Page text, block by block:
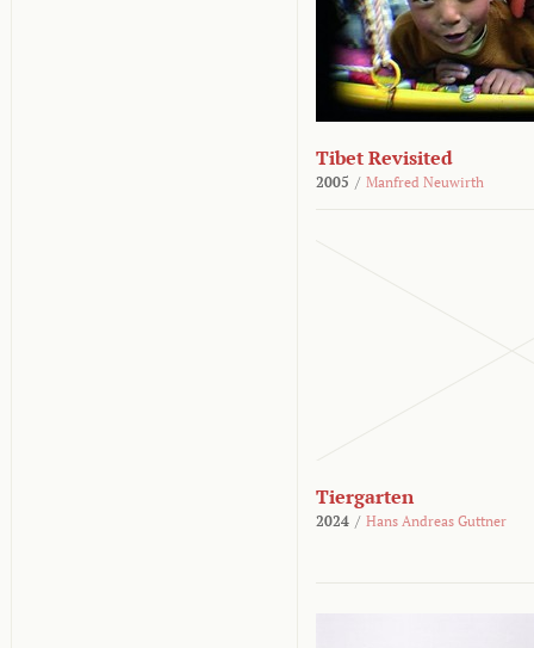
Tibet Revisited
2005 / Manfred Neuwirth
Tiergarten
2024 / Hans Andreas Guttner